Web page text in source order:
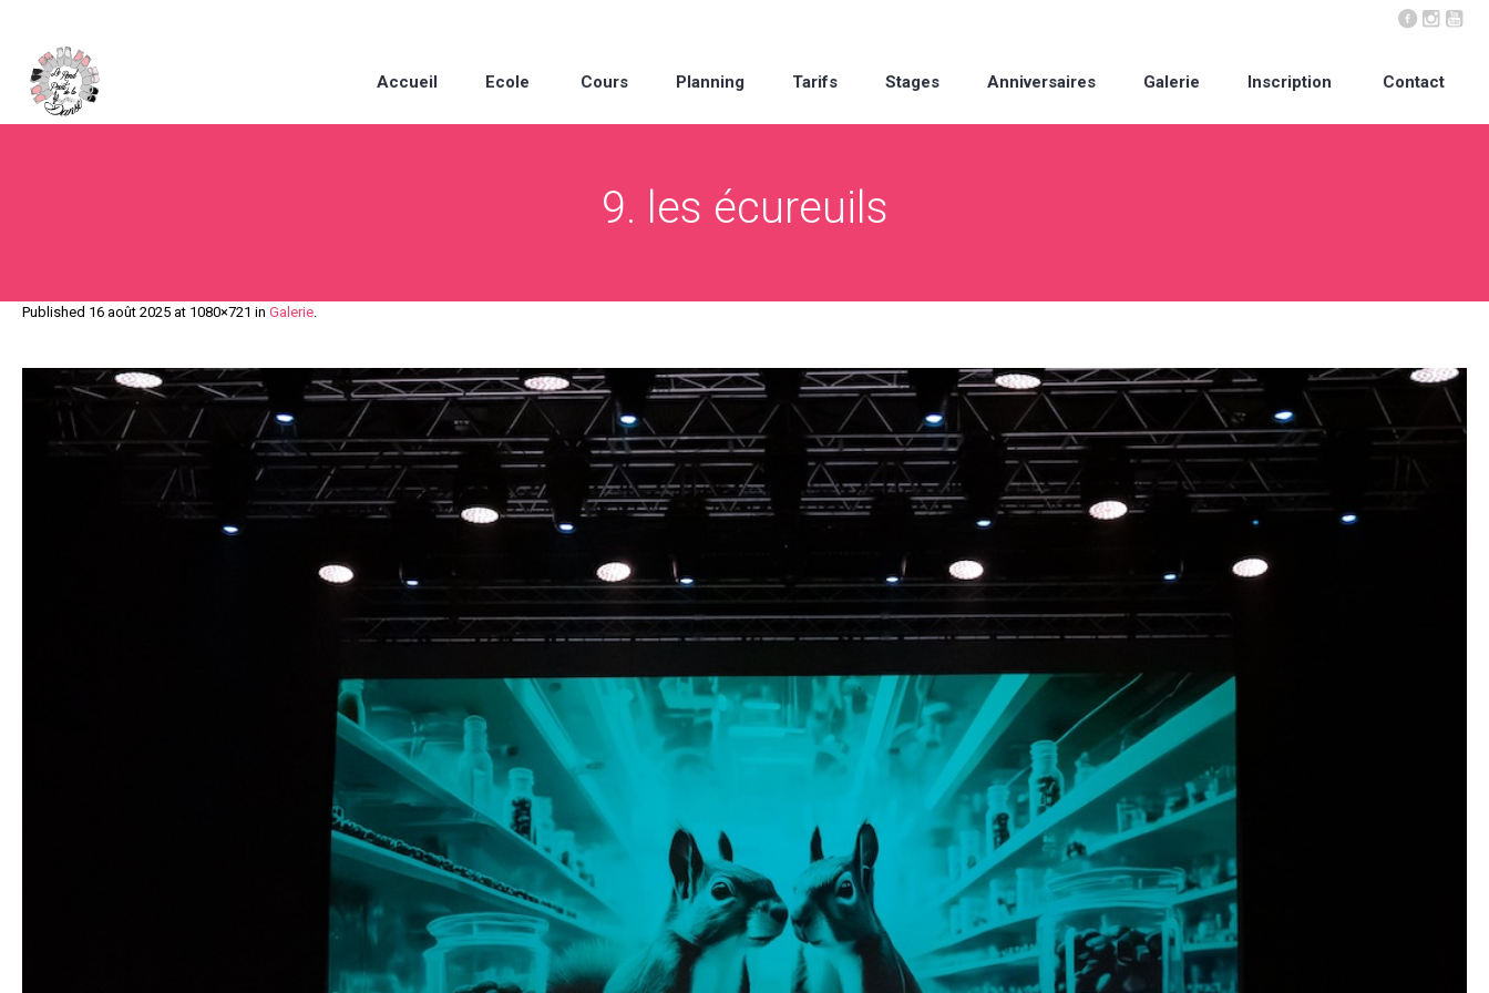
Accueil Ecole Cours Planning Tarifs Stages Anniversaires Galerie Inscription Contact
9. les écureuils
Published 16 août 2025 at 1080×721 in Galerie.